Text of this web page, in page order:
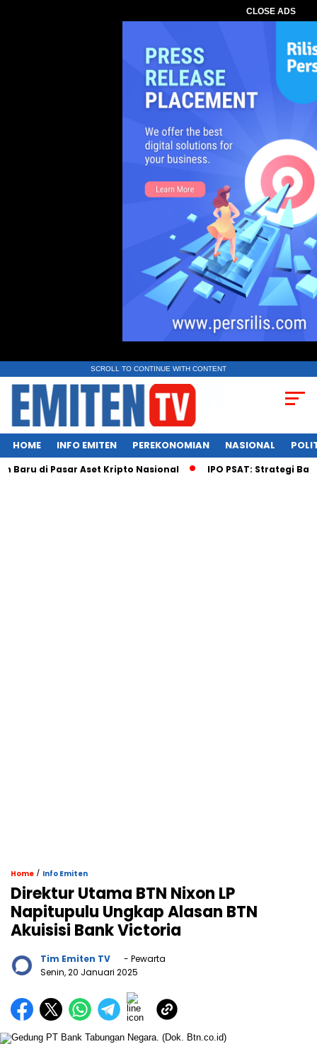
CLOSE ADS
SCROLL TO CONTINUE WITH CONTENT
HOME INFO EMITEN PEREKONOMIAN NASIONAL
Pasar Aset Kripto Nasional IPO PSAT: Strategi Baru di
Home / Info Emiten
Direktur Utama BTN Nixon LP
Napitupulu Ungkap Alasan BTN
Akuisisi Bank Victoria
Tim Emiten TV
- Pewarta
Senin, 20 Januari 2025